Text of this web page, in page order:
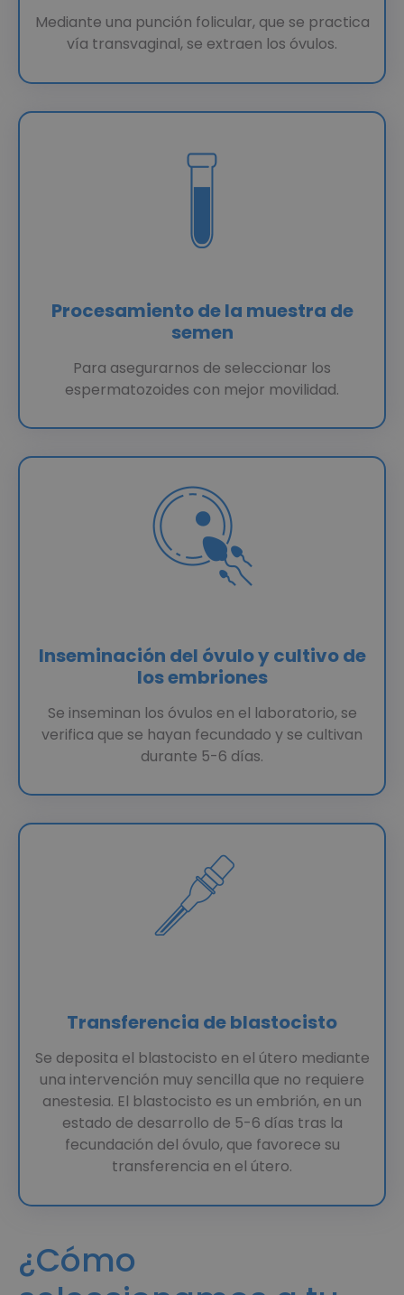
Mediante una punción folicular, que se practica
vía transvaginal, se extraen los óvulos.
Procesamiento de la muestra de
semen
Para asegurarnos de seleccionar los
espermatozoides con mejor movilidad.
Inseminación del óvulo y cultivo de
los embriones
Se inseminan los óvulos en el laboratorio, se
verifica que se hayan fecundado y se cultivan
durante 5-6 días.
Transferencia de blastocisto
Se deposita el blastocisto en el útero mediante
una intervención muy sencilla que no requiere
anestesia. El blastocisto es un embrión, en un
estado de desarrollo de 5-6 días tras la
fecundación del óvulo, que favorece su
transferencia en el útero.
¿Cómo